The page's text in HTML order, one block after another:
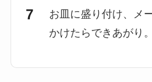
お皿に盛り付け、メ
かけたらできあがり。